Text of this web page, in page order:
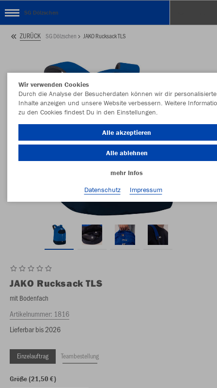
SG Dölzschen
ZURÜCK SG Dölzschen JAKO Rucksack TLS
JAKO Rucksack TLS
mit Bodenfach
Artikelnummer: 1816
Lieferbar bis 2026
Einzelauftrag Teambestellung
Größe (21,50 €)
Wir verwenden Cookies
Durch die Analyse der Besucherdaten können wir dir personalisierte
Inhalte anzeigen und unsere Website verbessern. Weitere
zu den Cookies findest Du in den Einstellungen.
Alle akzeptieren
Alle ablehnen
mehr Infos
Datenschutz
Impressum